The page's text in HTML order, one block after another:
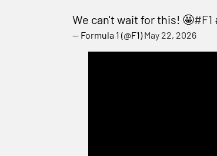
We can't wait for this! 🤩#F1
— Formula 1 (@F1)May 22, 2026